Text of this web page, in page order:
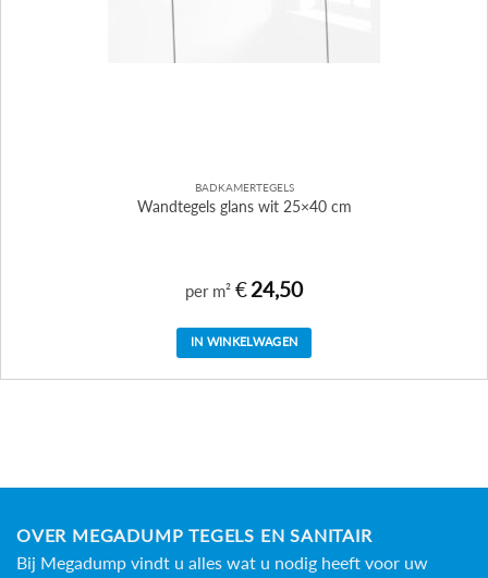
BADKAMERTEGELS
Wandtegels glans wit 25×40 cm
per m² €24,50
IN WINKELWAGEN
OVER MEGADUMP TEGELS EN SANITAIR
Bij Megadump vindt u alles wat u nodig heeft voor uw